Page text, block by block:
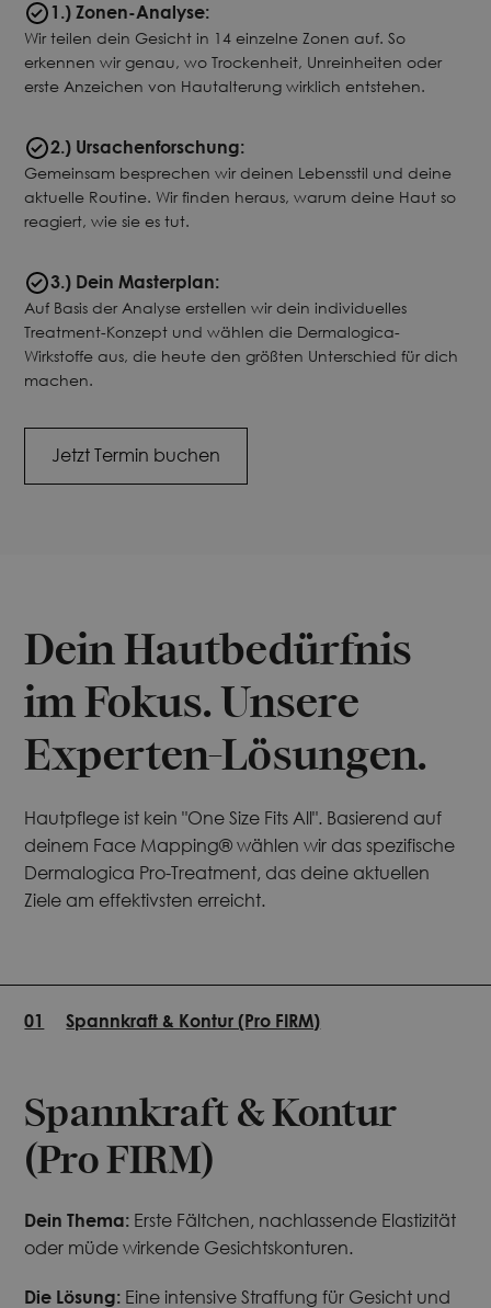
1.) Zonen-Analyse:
Wir teilen dein Gesicht in 14 einzelne Zonen auf. So
erkennen wir genau, wo Trockenheit, Unreinheiten oder
erste Anzeichen von Hautalterung wirklich entstehen.
2.) Ursachenforschung:
Gemeinsam besprechen wir deinen Lebensstil und deine
aktuelle Routine. Wir finden heraus, warum deine Haut so
reagiert, wie sie es tut.
3.) Dein Masterplan:
Auf Basis der Analyse erstellen wir dein individuelles
Treatment-Konzept und wählen die Dermalogica-
Wirkstoffe aus, die heute den größten Unterschied für dich
machen.
Jetzt Termin buchen
Dein Hautbedürfnis
im Fokus. Unsere
Experten-Lösungen.
Hautpflege ist kein "One Size Fits All". Basierend auf
deinem Face Mapping® wählen wir das spezifische
Dermalogica Pro-Treatment, das deine aktuellen
Ziele am effektivsten erreicht.
01 Spannkraft & Kontur (Pro FIRM)
Spannkraft & Kontur
(Pro FIRM)
Dein Thema: Erste Fältchen, nachlassende Elastizität
oder müde wirkende Gesichtskonturen.
Die Lösung: Eine intensive Straffung für Gesicht und